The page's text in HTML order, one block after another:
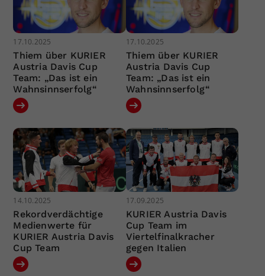
17.10.2025
Thiem über KURIER
Austria Davis Cup
Team: „Das ist ein
Wahnsinnserfolg“
17.10.2025
Thiem über KURIER
Austria Davis Cup
Team: „Das ist ein
Wahnsinnserfolg“
14.10.2025
Rekordverdächtige
Medienwerte für
KURIER Austria Davis
Cup Team
17.09.2025
KURIER Austria Davis
Cup Team im
Viertelfinalkracher
gegen Italien